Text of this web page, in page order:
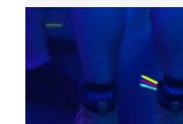
sexuálně obtěžuje chlapce.